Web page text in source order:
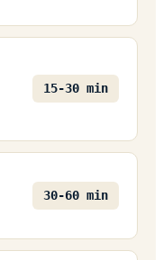
15-30 min
30-60 min